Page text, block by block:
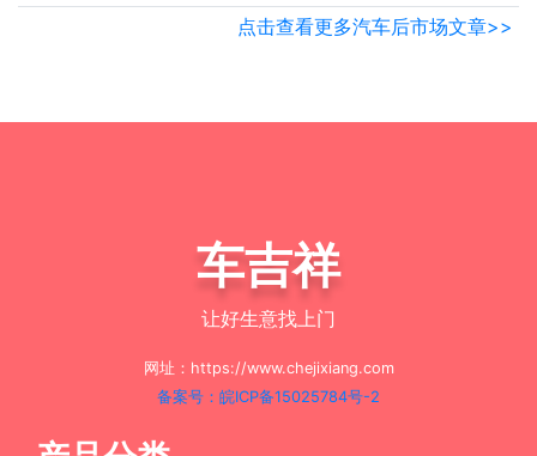
点击查看更多汽车后市场文章>>
车吉祥
让好生意找上门
网址：https://www.chejixiang.com
备案号：皖ICP备15025784号-2